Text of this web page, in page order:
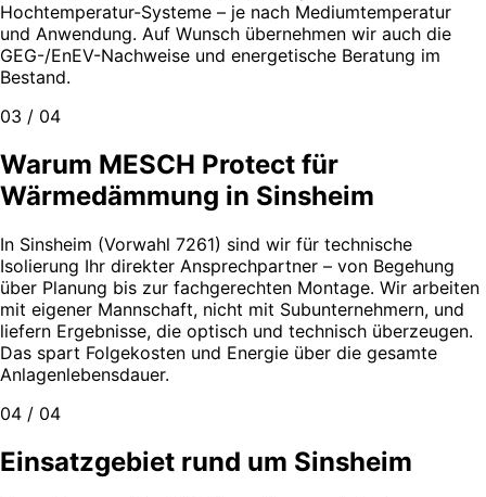
Hochtemperatur-Systeme – je nach Mediumtemperatur
und Anwendung. Auf Wunsch übernehmen wir auch die
GEG-/EnEV-Nachweise und energetische Beratung im
Bestand.
03 / 04
Warum MESCH Protect für
Wärmedämmung in Sinsheim
In Sinsheim (Vorwahl 7261) sind wir für technische
Isolierung Ihr direkter Ansprechpartner – von Begehung
über Planung bis zur fachgerechten Montage. Wir arbeiten
mit eigener Mannschaft, nicht mit Subunternehmern, und
liefern Ergebnisse, die optisch und technisch überzeugen.
Das spart Folgekosten und Energie über die gesamte
Anlagenlebensdauer.
04 / 04
Einsatzgebiet rund um Sinsheim